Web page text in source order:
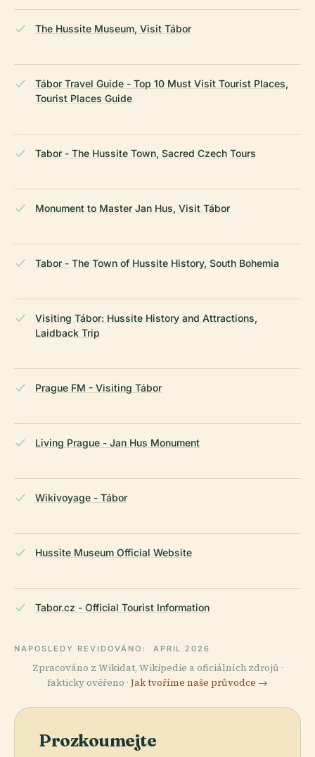
The Hussite Museum, Visit Tábor
Tábor Travel Guide - Top 10 Must Visit Tourist Places,
Tourist Places Guide
Tabor - The Hussite Town, Sacred Czech Tours
Monument to Master Jan Hus, Visit Tábor
Tabor - The Town of Hussite History, South Bohemia
Visiting Tábor: Hussite History and Attractions,
Laidback Trip
Prague FM - Visiting Tábor
Living Prague - Jan Hus Monument
Wikivoyage - Tábor
Hussite Museum Official Website
Tabor.cz - Official Tourist Information
NAPOSLEDY REVIDOVÁNO: APRIL 2026
Zpracováno z Wikidat, Wikipedie a oficiálních zdrojů ·
fakticky ověřeno · Jak tvoříme naše průvodce →
Prozkoumejte